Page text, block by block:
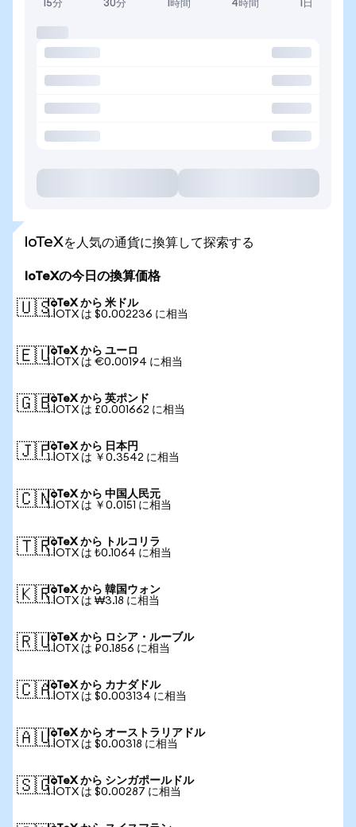
15分 30分 1時間 4時間 1日
IoTeXを人気の通貨に換算して探索する
IoTeXの今日の換算価格
🇺🇸IoTeX から 米ドル
1 IOTX は $0.002236 に相当
🇪🇺IoTeX から ユーロ
1 IOTX は €0.00194 に相当
🇬🇧IoTeX から 英ポンド
1 IOTX は £0.001662 に相当
🇯🇵IoTeX から 日本円
1 IOTX は ￥0.3542 に相当
🇨🇳IoTeX から 中国人民元
1 IOTX は ￥0.0151 に相当
🇹🇷IoTeX から トルコリラ
1 IOTX は ₺0.1064 に相当
🇰🇷IoTeX から 韓国ウォン
1 IOTX は ₩3.18 に相当
🇷🇺IoTeX から ロシア・ルーブル
1 IOTX は ₽0.1856 に相当
🇨🇦IoTeX から カナダドル
1 IOTX は $0.003134 に相当
🇦🇺IoTeX から オーストラリアドル
1 IOTX は $0.00318 に相当
🇸🇬IoTeX から シンガポールドル
1 IOTX は $0.00287 に相当